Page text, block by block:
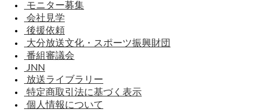
モニター募集
会社見学
後援依頼
大分放送文化・スポーツ振興財団
番組審議会
JNN
放送ライブラリー
特定商取引法に基づく表示
個人情報について